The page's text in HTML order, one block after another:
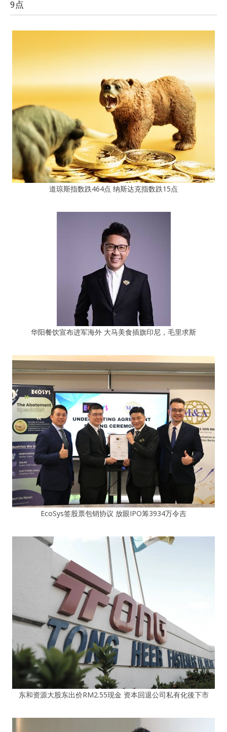
9点
道琼斯指数跌464点 纳斯达克指数跌15点
华阳餐饮宣布进军海外 大马美食插旗印尼，毛里求斯
EcoSys签股票包销协议 放眼IPO筹3934万令吉
东和资源大股东出价RM2.55现金 资本回退公司私有化後下市